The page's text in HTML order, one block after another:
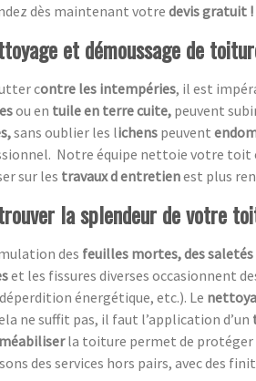
dès maintenant votre devis gratuit !
et démoussage de
contre les intempéries, il est
ou en tuile en terre cuite, peuvent
sans oublier les lichens peuvent
Notre équipe nettoie votre toit
sur les travaux d entretienest plus
la splendeur de votre
des feuilles mortes, des saletés
et les fissures diverses occasionnent
déperdition énergétique, etc.). Le
ne suffit pas, il faut l’application d’un
la toiture permet de
des services hors pairs, avec des